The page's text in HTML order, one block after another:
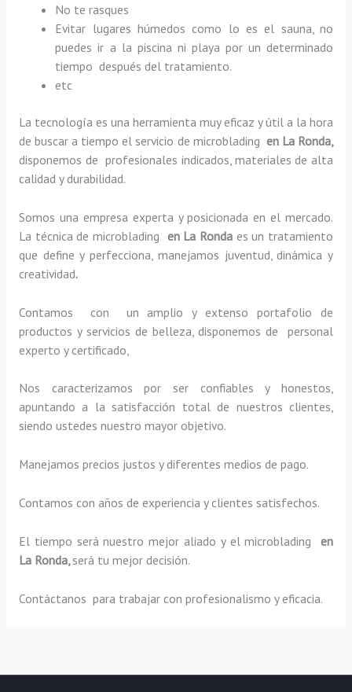
No te rasques
Evitar lugares húmedos como lo es el sauna, no
puedes ir a la piscina ni playa por un determinado
tiempo después del tratamiento.
etc
La tecnología es una herramienta muy eficaz y útil a la hora
de buscar a tiempo el servicio de microblading en La Ronda,
disponemos de profesionales indicados, materiales de alta
calidad y durabilidad.
Somos una empresa experta y posicionada en el mercado.
La técnica de microblading en La Ronda es un tratamiento
que define y perfecciona, manejamos juventud, dinámica y
creatividad.
Contamos con un amplio y extenso portafolio de
productos y servicios de belleza, disponemos de personal
experto y certificado,
Nos caracterizamos por ser confiables y honestos,
apuntando a la satisfacción total de nuestros clientes,
siendo ustedes nuestro mayor objetivo.
Manejamos precios justos y diferentes medios de pago.
Contamos con años de experiencia y clientes satisfechos.
El tiempo será nuestro mejor aliado y elmicroblading en
La Ronda, será tu mejor decisión.
Contáctanos para trabajar con profesionalismo y eficacia.